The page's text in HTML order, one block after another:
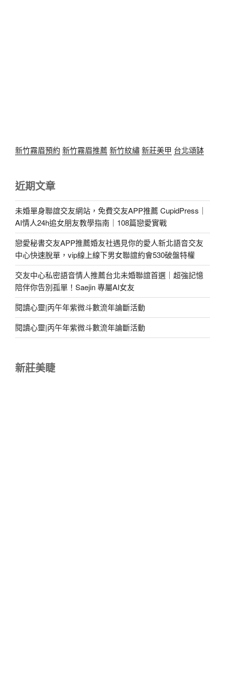
新竹霧眉預約 新竹霧眉推薦 新竹紋繡新莊美甲 台北頌缽
近期文章
未婚單身聯誼交友網站，免費交友APP推薦 CupidPress｜
AI情人24h追女朋友教學指南｜108篇戀愛實戰
戀愛秘書交友APP推薦婚友社遇見你的愛人新北語音交友
中心快速脫單，vip線上線下男女聯誼約會530破盤特權
交友中心私密語音情人推薦台北未婚聯誼首選｜超強記憶
陪伴你告別孤單！Saejin 專屬AI女友
閱讀心靈|丙午年紫微斗數流年論斷活動
閱讀心靈|丙午年紫微斗數流年論斷活動
新莊美睫